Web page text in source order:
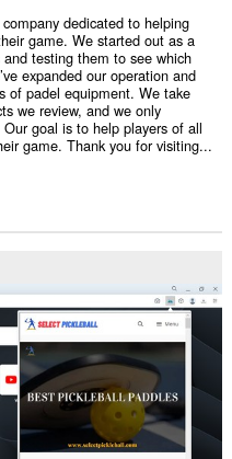
dedicated to helping
game. We started out as a
testing them to see which
expanded our operation and
of padel equipment. We take
we review, and we only
goal is to help players of all
game. Thank you for visiting...